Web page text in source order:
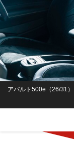
アバルト500e（26/31）